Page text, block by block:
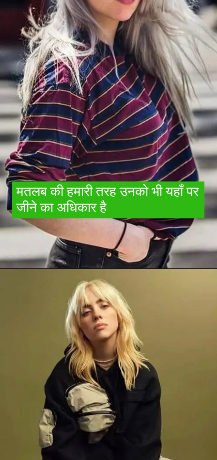
मतलब की हमारी तरह उनको भी यहाँ पर
जीने का अधिकार है